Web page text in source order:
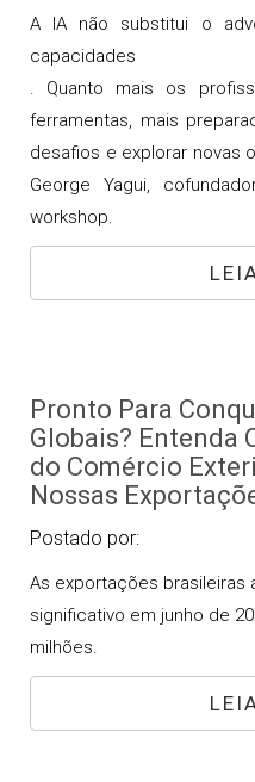
A IA não substitui o
capacidades
. Quanto mais os
ferramentas, mais
desafios e explorar novas
George Yagui,
workshop.
Pronto Para
Globais? Entenda
do Comércio
Nossas
Postado por:
As exportações brasileiras
significativo em junho de
milhões.